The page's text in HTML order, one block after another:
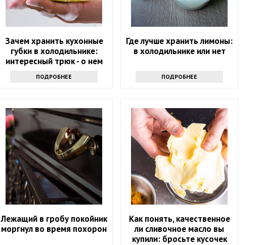
Зачем хранить кухонные
губки в холодильнике:
интересный трюк - о нем
продвинутые хозяйки
ПОДРОБНЕЕ
Где лучше хранить лимоны:
в холодильнике или нет
ПОДРОБНЕЕ
Лежащий в гробу покойник
моргнул во время похорон
Как понять, качественное
ли сливочное масло вы
купили: бросьте кусочек